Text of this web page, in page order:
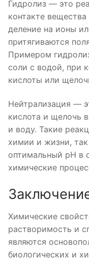
Гидролиз — это
контакте
деление на ионы
притягиваются
Примером
соли с водой, при
кислоты или
Нейтрализация —
кислота и щелочь
и воду. Такие
химии и жизни,
оптимальный pH в
химические
Химические
растворимость и
являются
биологических и